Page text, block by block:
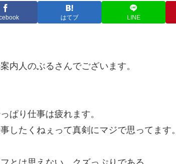
はてブ LINE
内人のぶるさんでございます。
ぱり仕事は疲れます。
したくねぇって真剣にマジで思ってます。